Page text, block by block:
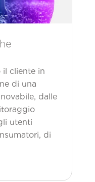
cliente in
di una
dalle
utenti
di